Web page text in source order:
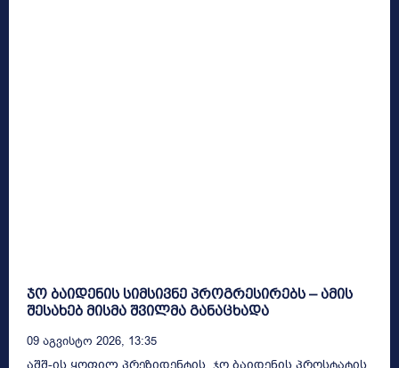
ჯო ბაიდენის სიმსივნე პროგრესირებს – ამის
შესახებ მისმა შვილმა განაცხადა
09 Აგვისტო 2026, 13:35
აშშ-ის ყოფილ პრეზიდენტის, ჯო ბაიდენის პროსტატის